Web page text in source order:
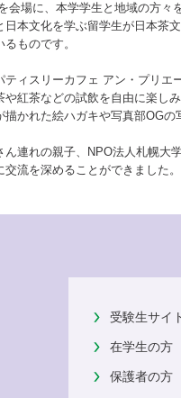
会場に、本学学生と地域の方々
本文化を学ぶ留学生が日本茶
ものです。
ィスリーカフェ アン・プリ
紅茶などの試飲を自由に楽しみ
描かれた絵ハガキや写真部OG
連れの親子、NPO法人札幌大
流を深めることができました。
受験生サイ
在学生の方
保護者の方